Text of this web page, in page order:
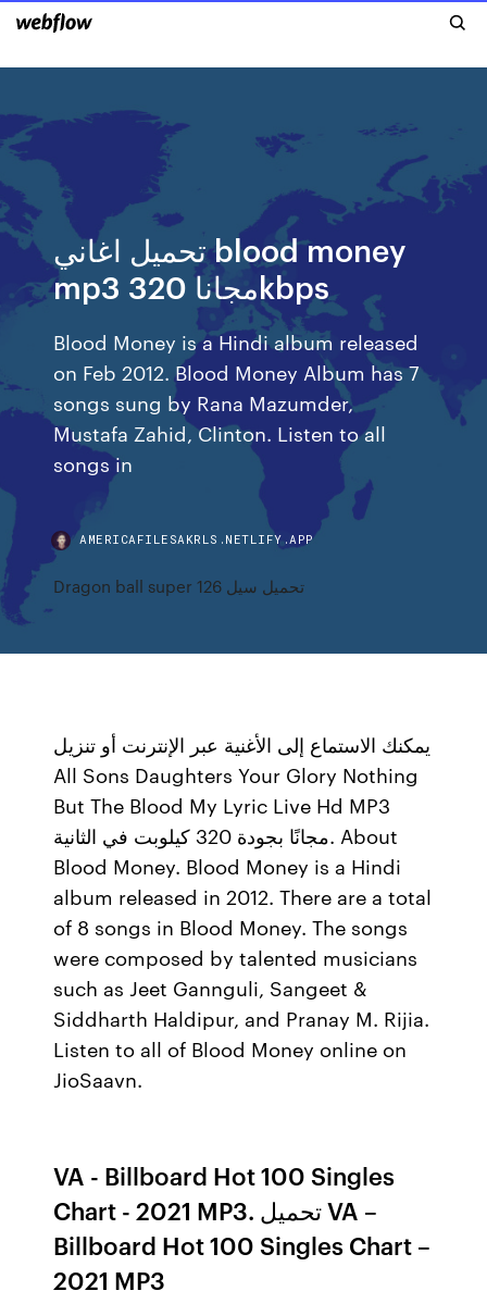
تحميل اغاني blood money
mp3 مجانا 320kbps
Blood Money is a Hindi album released
on Feb 2012. Blood Money Album has 7
songs sung by Rana Mazumder,
Mustafa Zahid, Clinton. Listen to all
songs in
AMERICAFILESAKRLS.NETLIFY.APP
Dragon ball super 126 تحميل سيل
يمكنك الاستماع إلى الأغنية عبر الإنترنت أو تنزيل
All Sons Daughters Your Glory Nothing
But The Blood My Lyric Live Hd MP3
مجانًا بجودة 320 كيلوبت في الثانية. About
Blood Money. Blood Money is a Hindi
album released in 2012. There are a total
of 8 songs in Blood Money. The songs
were composed by talented musicians
such as Jeet Gannguli, Sangeet &
Siddharth Haldipur, and Pranay M. Rijia.
Listen to all of Blood Money online on
JioSaavn.
VA - Billboard Hot 100 Singles
Chart - 2021 MP3. تحميل VA –
Billboard Hot 100 Singles Chart –
2021 MP3